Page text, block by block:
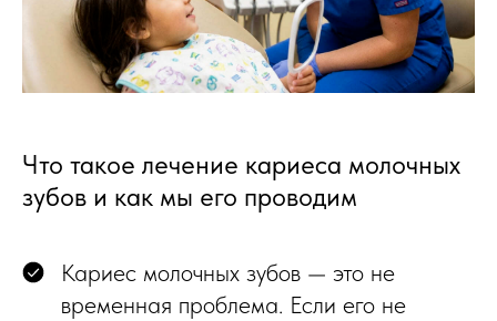
Что такое лечение кариеса молочных
зубов и как мы его проводим
Кариес молочных зубов — это не
временная проблема. Если его не